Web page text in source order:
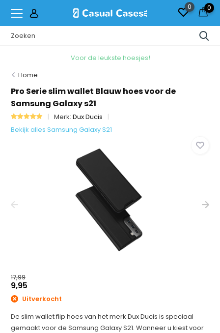
0 0
Voor de leukste hoesjes!
Home
Pro Serie slim wallet Blauw hoes voor de
Samsung Galaxy s21
Merk:Dux Ducis
Bekijk alles Samsung Galaxy S21
17,99
9,95
Uitverkocht
De slim wallet flip hoes van het merk Dux Ducis is speciaal
gemaakt voor de Samsung Galaxy S21. Wanneer u kiest voor